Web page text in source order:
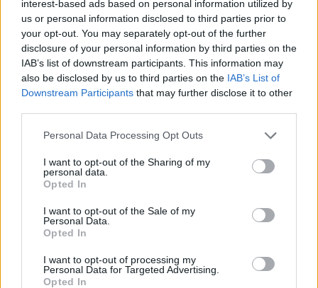
interest-based ads based on personal information utilized by
us or personal information disclosed to third parties prior to
your opt-out. You may separately opt-out of the further
disclosure of your personal information by third parties on the
IAB’s list of downstream participants. This information may
also be disclosed by us to third parties on the IAB’s List of
Downstream Participants that may further disclose it to other
Please note that this website/app uses one or more Google
not limited to your visit or usage behaviour. You may click to
grant or deny consent to Google and its third-party tags to
use your data for below specified purposes in below Google
consent section.
Personal Data Processing Opt Outs
I want to opt-out of the Sharing of my
personal data.
Opted In
I want to opt-out of the Sale of my
Personal Data.
Opted In
I want to opt-out of processing my
Personal Data for Targeted Advertising.
Opted In
Το Ιράν στέλνει απειλητικό μήνυμα στις χώρες του
Κόλπου – «Πιέστε τον Τραμπ για συμφωνία αλλιώς θα
απαντήσουμε»
ΑΝΑΡΤΗΘΗΚΕ ΑΠΟΆΛΚΗΣΤΗ ΓΑΤΟΠΟΎΛΟΥ 6 ΑΥΓΟΎΣΤΟΥ 2026